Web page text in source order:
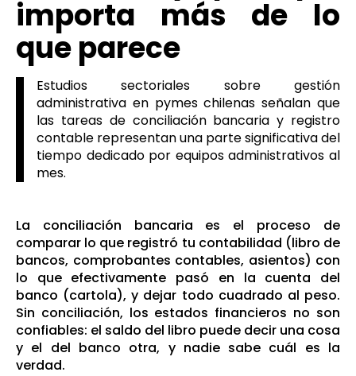
importa más de lo
que parece
Estudios sectoriales sobre gestión
administrativa en pymes chilenas señalan que
las tareas de conciliación bancaria y registro
contable representan una parte significativa del
tiempo dedicado por equipos administrativos al
mes.
La conciliación bancaria es el proceso de
comparar lo que registró tu contabilidad (libro de
bancos, comprobantes contables, asientos) con
lo que efectivamente pasó en la cuenta del
banco (cartola), y dejar todo cuadrado al peso.
Sin conciliación, los estados financieros no son
confiables: el saldo del libro puede decir una cosa
y el del banco otra, y nadie sabe cuál es la
verdad.